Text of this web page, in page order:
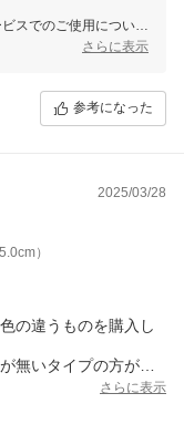
スでのご使用について
まづきにくいとのこ
をお届けできるよう努
ております。
さらに表示
参考になった
2025/03/28
）
の違うものを購入し
無いタイプの方が履
さらに表示